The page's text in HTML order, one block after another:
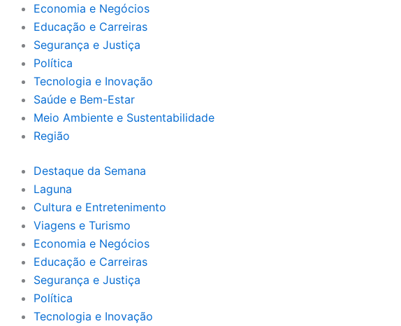
Economia e Negócios
Educação e Carreiras
Segurança e Justiça
Política
Tecnologia e Inovação
Saúde e Bem-Estar
Meio Ambiente e Sustentabilidade
Região
Destaque da Semana
Laguna
Cultura e Entretenimento
Viagens e Turismo
Economia e Negócios
Educação e Carreiras
Segurança e Justiça
Política
Tecnologia e Inovação